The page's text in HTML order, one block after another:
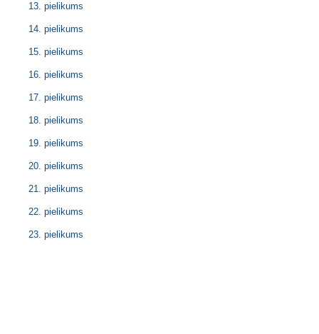
13. pielikums
14. pielikums
15. pielikums
16. pielikums
17. pielikums
18. pielikums
19. pielikums
20. pielikums
21. pielikums
22. pielikums
23. pielikums